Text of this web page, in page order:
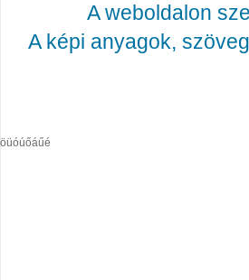
A weboldalon
A képi anyagok,
öüóúőáűé